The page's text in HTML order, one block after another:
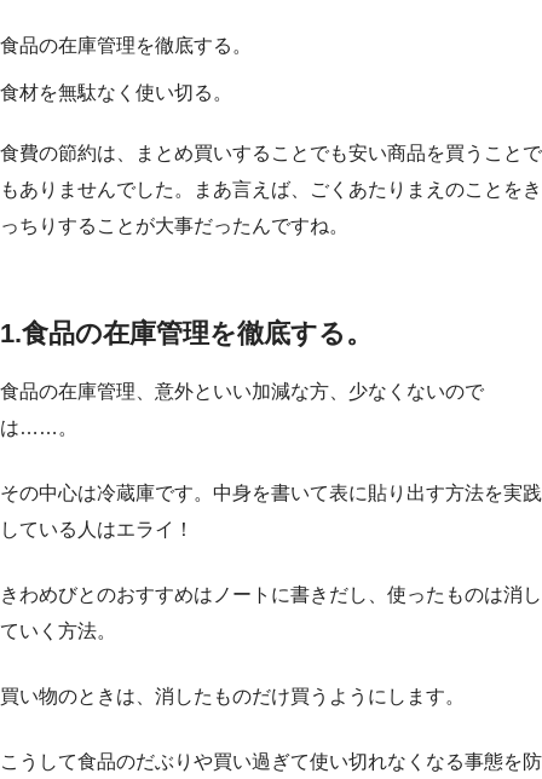
食品の在庫管理を徹底する。
食材を無駄なく使い切る。
食費の節約は、まとめ買いすることでも安い商品を買うことで
もありませんでした。まあ言えば、ごくあたりまえのことをき
っちりすることが大事だったんですね。
1.食品の在庫管理を徹底する。
食品の在庫管理、意外といい加減な方、少なくないので
は……。
その中心は冷蔵庫です。中身を書いて表に貼り出す方法を実践
している人はエライ！
きわめびとのおすすめはノートに書きだし、使ったものは消し
ていく方法。
買い物のときは、消したものだけ買うようにします。
こうして食品のだぶりや買い過ぎて使い切れなくなる事態を防